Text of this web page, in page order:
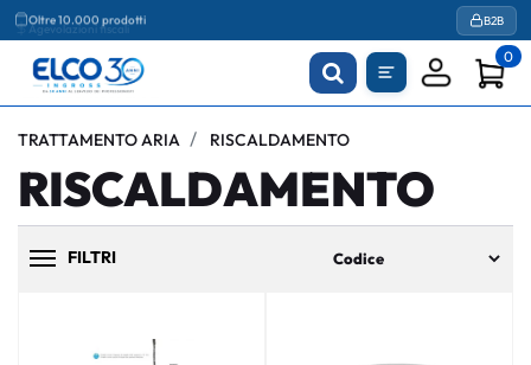
Agevolazioni fiscali B2B
0
TRATTAMENTO ARIA RISCALDAMENTO
RISCALDAMENTO
FILTRI